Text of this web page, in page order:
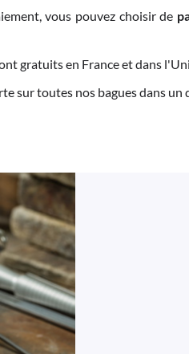
vous pouvez choisir de
gratuits en France et dans
sur toutes nos bagues dans un